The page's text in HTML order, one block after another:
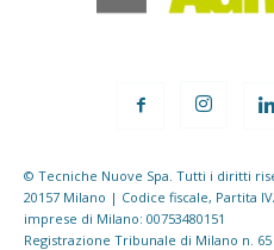
© Tecniche Nuove Spa. Tutti i diritti
20157 Milano | Codice fiscale, Partita
imprese di Milano: 00753480151
Registrazione Tribunale di Milano n.